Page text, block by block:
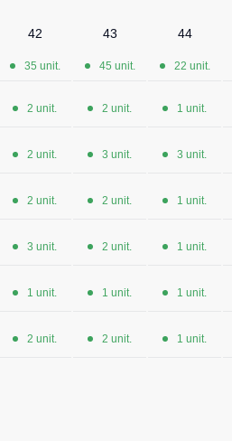
42 43 44
35 unit. 45 unit. 22 unit.
2 unit. 2 unit. 1 unit.
2 unit. 3 unit. 3 unit.
2 unit. 2 unit. 1 unit.
3 unit. 2 unit. 1 unit.
1 unit. 1 unit. 1 unit.
2 unit. 2 unit. 1 unit.